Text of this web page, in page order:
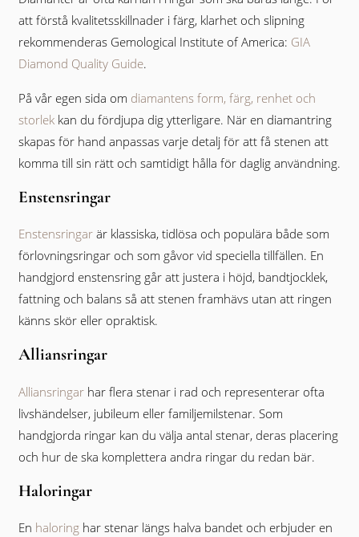
att förstå kvalitetsskillnader i färg, klarhet och slipning
rekommenderas Gemological Institute of America: GIA
Diamond Quality Guide.
På vår egen sida om diamantens form, färg, renhet och
storlekkan du fördjupa dig ytterligare. När en diamantring
skapas för hand anpassas varje detalj för att få stenen att
komma till sin rätt och samtidigt hålla för daglig användning.
Enstensringar
Enstensringarär klassiska, tidlösa och populära både som
förlovningsringar och som gåvor vid speciella tillfällen. En
handgjord enstensring går att justera i höjd, bandtjocklek,
fattning och balans så att stenen framhävs utan att ringen
känns skör eller opraktisk.
Alliansringar
Alliansringarhar flera stenar i rad och representerar ofta
livshändelser, jubileum eller familjemilstenar. Som
handgjorda ringar kan du välja antal stenar, deras placering
och hur de ska komplettera andra ringar du redan bär.
Haloringar
En haloringhar stenar längs halva bandet och erbjuder en